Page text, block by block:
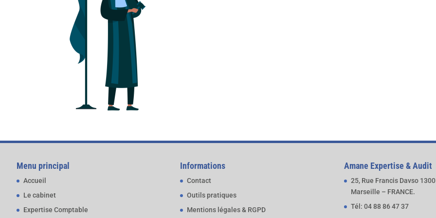
Menu principal
Accueil
Le cabinet
Expertise Comptable
Informations
Contact
Outils pratiques
Mentions légales & RGPD
Amane Expertise & Audit
25, Rue Francis Davso
Marseille – FRANCE.
Tél: 04 88 86 47 37